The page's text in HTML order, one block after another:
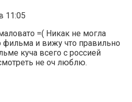
11:05
=( Никак не могла
фильма и вижу что правильно
куча всего с россией
не оч люблю.